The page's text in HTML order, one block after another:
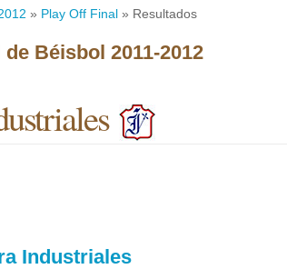
» Play Off Final » Resultados
Béisbol 2011-2012
Industriales